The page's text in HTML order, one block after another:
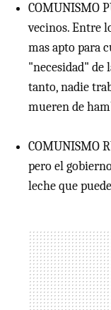
COMUNISMO
vecinos. Entre
mas apto para
"necesidad" de
tanto, nadie
mueren de
COMUNISMO
pero el
leche que